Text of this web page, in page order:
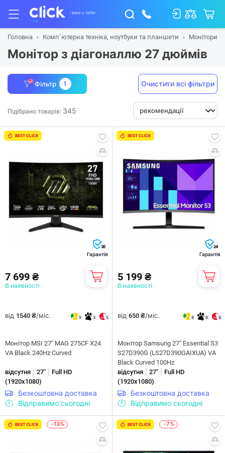
Головна Комп`ютерна техніка, ноутбуки та планшети Монітори
Монітор з діагоналлю 27 дюймів
Фільтр 1 Очистити всі фільтри
Підібрано товарів: 345
BEST CLICK
36
Гарантія
7 699 ₴
В наявності
від 1540 ₴/міс. 5 3 5
Монітор MSI 27" MAG 275CF X24
VA Black 240Hz Curved
відсутня 27"
Full HD
(1920x1080)
Безкоштовна доставка
Відправимо сьогодні
BEST CLICK
24
Гарантія
5 199 ₴
В наявності
від 650 ₴/міс. 8 6 8
Монiтор Samsung 27" Essential S3
S27D390G (LS27D390GAIXUA) VA
Black Curved 100Hz
відсутня
27"
Full HD
(1920x1080)
Безкоштовна доставка
Відправимо сьогодні
BEST CLICK -13% BEST CLICK -7%